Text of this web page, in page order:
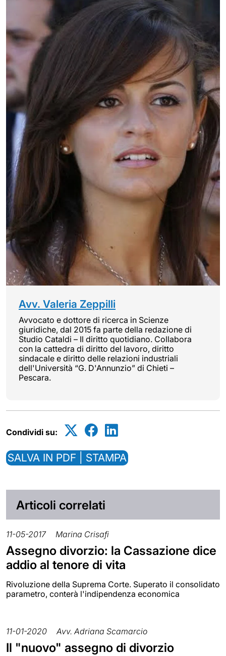
Avv. Valeria Zeppilli
Avvocato e dottore di ricerca in Scienze
giuridiche, dal 2015 fa parte della redazione di
Studio Cataldi – Il diritto quotidiano. Collabora
con la cattedra di diritto del lavoro, diritto
sindacale e diritto delle relazioni industriali
dell'Università “G. D'Annunzio” di Chieti –
Pescara.
Condividi su:
SALVA IN PDF | STAMPA
Articoli correlati
11-05-2017 Marina Crisafi
Assegno divorzio: la Cassazione dice
addio al tenore di vita
Rivoluzione della Suprema Corte. Superato il consolidato
parametro, conterà l'indipendenza economica
11-01-2020 Avv. Adriana Scamarcio
Il "nuovo" assegno di divorzio